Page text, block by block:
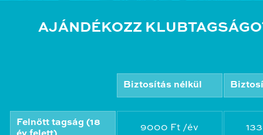
AJÁNDÉKOZZ
Biztosítás nélkül
Felnőtt tagság (18
9000 Ft /év